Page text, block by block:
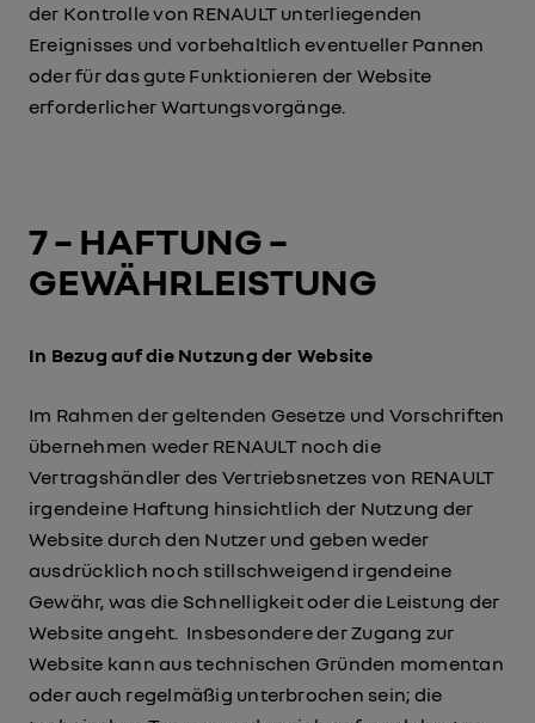
der Kontrolle von RENAULT unterliegenden
Ereignisses und vorbehaltlich eventueller Pannen
oder für das gute Funktionieren der Website
erforderlicher Wartungsvorgänge.
7 – HAFTUNG –
GEWÄHRLEISTUNG
In Bezug auf die Nutzung der Website
Im Rahmen der geltenden Gesetze und Vorschriften
übernehmen weder RENAULT noch die
Vertragshändler des Vertriebsnetzes von RENAULT
irgendeine Haftung hinsichtlich der Nutzung der
Website durch den Nutzer und geben weder
ausdrücklich noch stillschweigend irgendeine
Gewähr, was die Schnelligkeit oder die Leistung der
Website angeht. Insbesondere der Zugang zur
Website kann aus technischen Gründen momentan
oder auch regelmäßig unterbrochen sein; die